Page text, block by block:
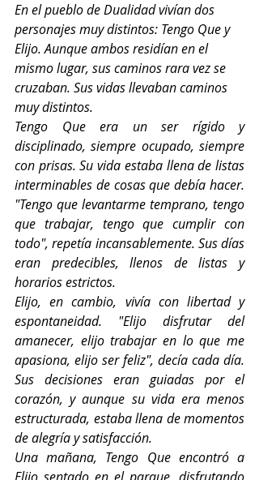
En el pueblo de Dualidad vivían dos
personajes muy distintos: Tengo Que y
Elijo. Aunque ambos residían en el
mismo lugar, sus caminos rara vez se
cruzaban. Sus vidas llevaban caminos
muy distintos.
Tengo Que era un ser rígido y
disciplinado, siempre ocupado, siempre
con prisas. Su vida estaba llena de listas
interminables de cosas que debía hacer.
"Tengo que levantarme temprano, tengo
que trabajar, tengo que cumplir con
todo", repetía incansablemente. Sus días
eran predecibles, llenos de listas y
horarios estrictos.
Elijo, en cambio, vivía con libertad y
espontaneidad. "Elijo disfrutar del
amanecer, elijo trabajar en lo que me
apasiona, elijo ser feliz", decía cada día.
Sus decisiones eran guiadas por el
corazón, y aunque su vida era menos
estructurada, estaba llena de momentos
de alegría y satisfacción.
Una mañana, Tengo Que encontró a